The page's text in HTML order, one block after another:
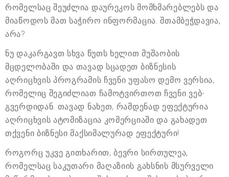
რომელსაც შეუძლია დაურეკოს მომხმარებლებს და
მიაწოდოს მათ საჭირო ინფორმაცია. შთამბეჭდავია,
არა?
ნუ დაკარგავთ სხვა წუთს ხელით მუშაობის
მცდელობაში და თავად სცადეთ ბიზნესის
აღრიცხვის პროგრამის ჩვენი უფასო დემო ვერსია,
რომელიც შეგიძლიათ ჩამოტვირთოთ ჩვენი ვებ-
გვერდიდან. თავად ნახეთ, რამდენად ეფექტურია
აღრიცხვის ატომიზაცია კომერციაში და გახადეთ
თქვენი ბიზნესი მაქსიმალურად ეფექტური!
როგორც უკვე გითხარით, ბევრი სირთულეა,
რომელსაც საკუთარი მაღაზიის გახსნის მსურველი